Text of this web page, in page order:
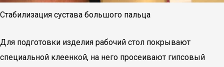
Стабилизация сустава большого пальца
Для подготовки изделия рабочий стол покрывают
специальной клеенкой, на него просеивают гипсовый